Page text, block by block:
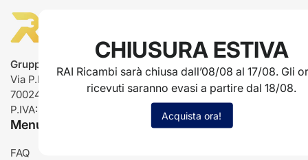
Gruppo Rai ricambi
Via P.L. Nervi, 66
70024 Gravina in Puglia (BA)
P.IVA: IT03485840726
Menu
FAQ
CHIUSURA ESTIVA
RAI Ricambi sarà chiusa dall’08/08 al 17/08. Gli
ricevuti saranno evasi a partire dal 18/08.
Acquista ora!